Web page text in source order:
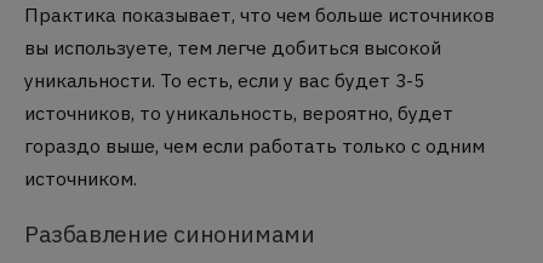
Практика показывает, что чем больше источников
вы используете, тем легче добиться высокой
уникальности. То есть, если у вас будет 3-5
источников, то уникальность, вероятно, будет
гораздо выше, чем если работать только с одним
источником.
Разбавление синонимами